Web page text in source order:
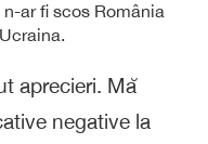
ar fi scos România
aprecieri. Mă
negative la